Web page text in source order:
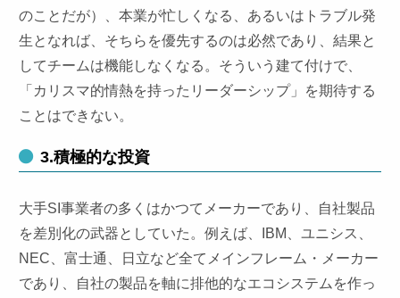
のことだが）、本業が忙しくなる、あるいはトラブル発
生となれば、そちらを優先するのは必然であり、結果と
してチームは機能しなくなる。そういう建て付けで、
「カリスマ的情熱を持ったリーダーシップ」を期待する
ことはできない。
3.積極的な投資
大手SI事業者の多くはかつてメーカーであり、自社製品
を差別化の武器としていた。例えば、IBM、ユニシス、
NEC、富士通、日立など全てメインフレーム・メーカー
であり、自社の製品を軸に排他的なエコシステムを作っ